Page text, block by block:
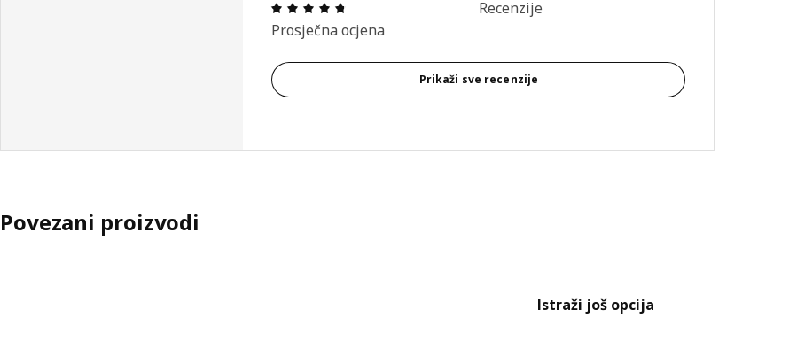
Ocjena i recenzija: 4.7 od 5 zvjezdica. Ukupno recenzija: 88
Prosječna ocjena
Recenzije
Prikaži sve recenzije
Povezani proizvodi
Istraži još opcija